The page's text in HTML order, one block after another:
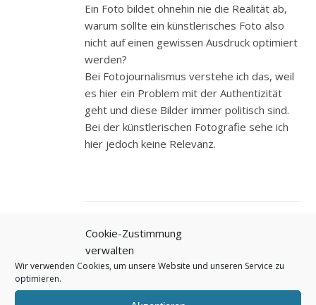
Cookie-Zustimmung
verwalten
Wir verwenden Cookies, um unsere Website und unseren Service zu
optimieren.
Ein Foto bildet ohnehin nie die Realität ab,
warum sollte ein künstlerisches Foto also
nicht auf einen gewissen Ausdruck optimiert
werden?
Bei Fotojournalismus verstehe ich das, weil
es hier ein Problem mit der Authentizität
geht und diese Bilder immer politisch sind.
Bei der künstlerischen Fotografie sehe ich
hier jedoch keine Relevanz.
DIETER G.
11. AUGUST 2015 UM 00:57
ANTWORTEN
Hallo Alex,